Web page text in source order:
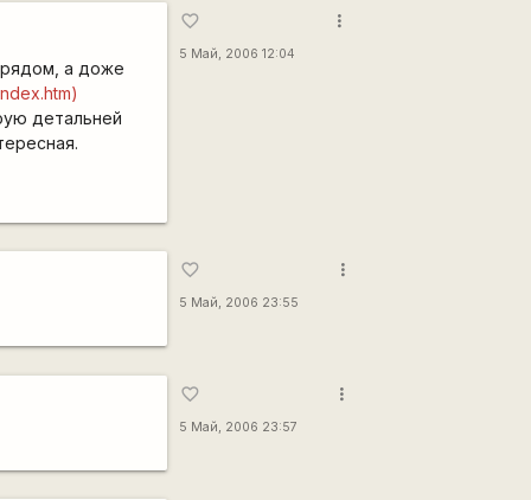
рядом, а доже
детальней
favorite_border
5 Май, 2006 12:04
more_vert
favorite_border
5 Май, 2006 23:55
more_vert
favorite_border
5 Май, 2006 23:57
more_vert